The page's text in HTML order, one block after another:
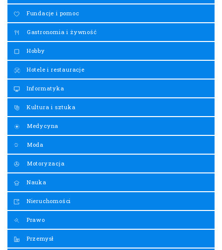
Fundacje i pomoc
Gastronomia i żywność
Hobby
Hotele i restauracje
Informatyka
Kultura i sztuka
Medycyna
Moda
Motoryzacja
Nauka
Nieruchomości
Prawo
Przemysł